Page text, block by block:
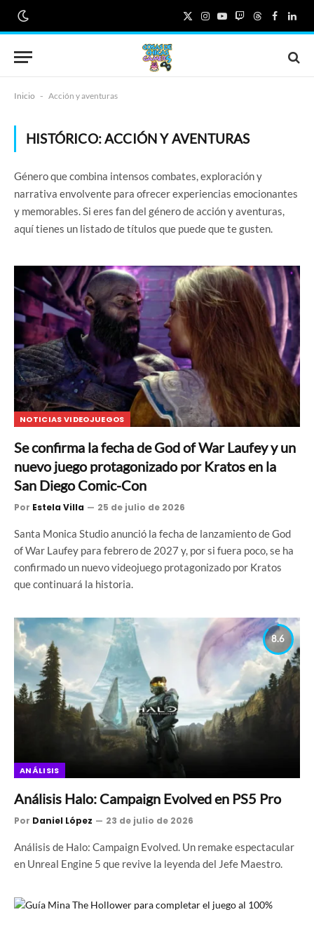
X
(Twitter)
Instagram
YouTube
TwitchThreads
Inicio - Acción y aventuras
HISTÓRICO:ACCIÓN Y AVENTURAS
Género que combina intensos combates, exploración y
narrativa envolvente para ofrecer experiencias emocionantes
y memorables. Si eres fan del género de acción y aventuras,
aquí tienes un listado de títulos que puede que te gusten.
NOTICIAS VIDEOJUEGOS
Se confirma la fecha de God of War Laufey y un
nuevo juego protagonizado por Kratos en la
San Diego Comic-Con
Por Estela Villa 25 de julio de 2026
Santa Monica Studio anunció la fecha de lanzamiento de God
of War Laufey para febrero de 2027 y, por si fuera poco, se ha
confirmado un nuevo videojuego protagonizado por Kratos
que continuará la historia.
8.6
ANÁLISIS
Análisis Halo: Campaign Evolved en PS5 Pro
Por Daniel López 23 de julio de 2026
Análisis de Halo: Campaign Evolved. Un remake espectacular
en Unreal Engine 5 que revive la leyenda del Jefe Maestro.